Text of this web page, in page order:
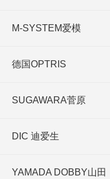
M-SYSTEM爱模
德国OPTRIS
SUGAWARA菅原
DIC 迪爱生
YAMADA DOBBY山田